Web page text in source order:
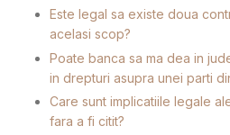
Este legal sa existe doua
acelasi scop?
Poate banca sa ma dea in
in drepturi asupra unei parti
Care sunt implicatiile legale
fara a fi citit?